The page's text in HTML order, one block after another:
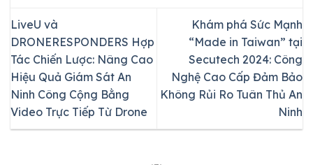
LiveU và
DRONERESPONDERS Hợp
Tác Chiến Lược: Nâng Cao
Hiệu Quả Giám Sát An
Ninh Công Cộng Bằng
Video Trực Tiếp Từ Drone
Khám phá Sức Mạnh
“Made in Taiwan” tại
Secutech 2024: Công
Nghệ Cao Cấp Đảm Bảo
Không Rủi Ro Tuân Thủ An
Ninh